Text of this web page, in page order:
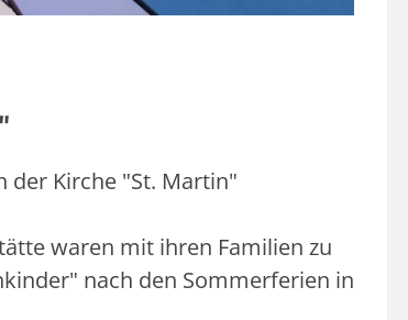
Kirche "St. Martin"
waren mit ihren Familien zu
nach den Sommerferien in